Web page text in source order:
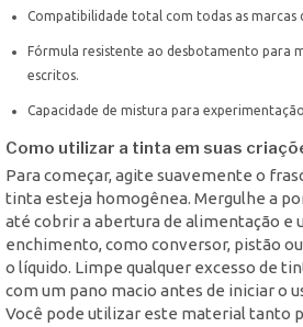
Compatibilidade total com todas as marcas
Fórmula resistente ao desbotamento para
escritos.
Capacidade de mistura para
Como utilizar a tinta em suas
Para começar, agite suavemente o
tinta esteja homogênea. Mergulhe a
até cobrir a abertura de alimentação e
enchimento, como conversor, pistão
o líquido. Limpe qualquer excesso de
com um pano macio antes de iniciar o
Você pode utilizar este material tanto